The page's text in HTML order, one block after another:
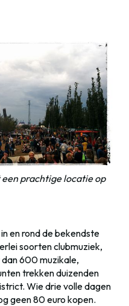
prachtige locatie op
en rond de bekendste
soorten clubmuziek,
600 muzikale,
trekken duizenden
Wie drie volle dagen
geen 80 euro kopen.